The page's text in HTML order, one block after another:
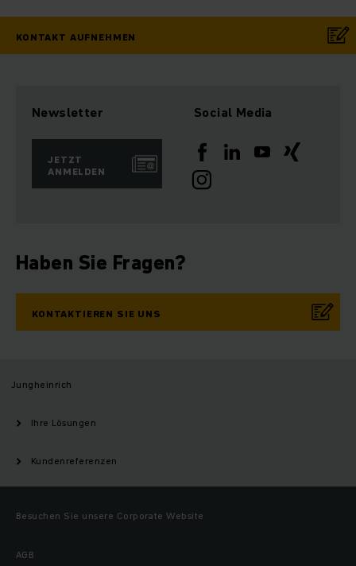
KONTAKT AUFNEHMEN
Newsletter
JETZT
ANMELDEN
Social Media
Haben Sie Fragen?
KONTAKTIEREN SIE UNS
Jungheinrich
Ihre Lösungen
Kundenreferenzen
Besuchen Sie unsere Corporate Website
AGB